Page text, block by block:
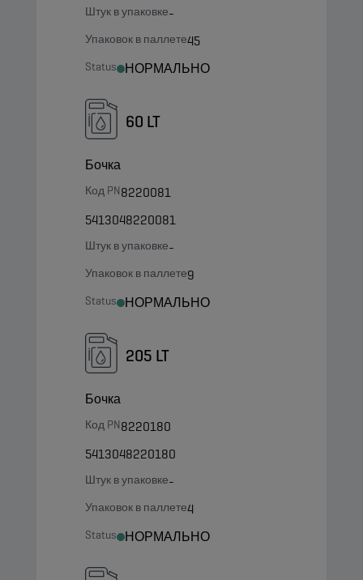
Штук в упаковке-
Упаковок в паллете45
Status НОРМАЛЬНО
60 LT
Бочка
Код PN8220081
5413048220081
Штук в упаковке-
Упаковок в паллете9
Status НОРМАЛЬНО
205 LT
Бочка
Код PN8220180
5413048220180
Штук в упаковке-
Упаковок в паллете4
Status НОРМАЛЬНО